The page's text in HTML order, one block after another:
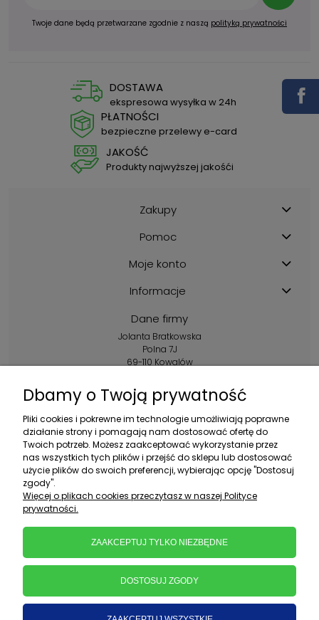
Twoje dane będą przetwarzane zgodnie z naszą polityką prywatności
DOSTAWA
ekspresowa wysyłka w 24h
PŁATNOŚCI
bezpieczne przelewy e-card
JAKOŚĆ
Produkty najwyższej jakośći
Zakupy
Pomoc
Moje konto
Informacje
Dane firmy
Jolanta Bratkowska
Polna 7J
69-110 Kowalów
+48 602 356 983
pon.-pt.: 10:00-16:00
sklep@ebratek.pl
Dbamy o Twoją prywatność
Pliki cookies i pokrewne im technologie umożliwiają poprawne
działanie strony i pomagają nam dostosować ofertę do
Twoich potrzeb. Możesz zaakceptować wykorzystanie przez
nas wszystkich tych plików i przejść do sklepu lub dostosować
użycie plików do swoich preferencji, wybierając opcję "Dostosuj
zgody".
Więcej o plikach cookies przeczytasz w naszej Polityce
prywatności.
ZAAKCEPTUJ TYLKO NIEZBĘDNE
DOSTOSUJ ZGODY